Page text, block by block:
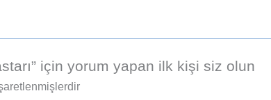
için yorum yapan ilk kişi siz olun